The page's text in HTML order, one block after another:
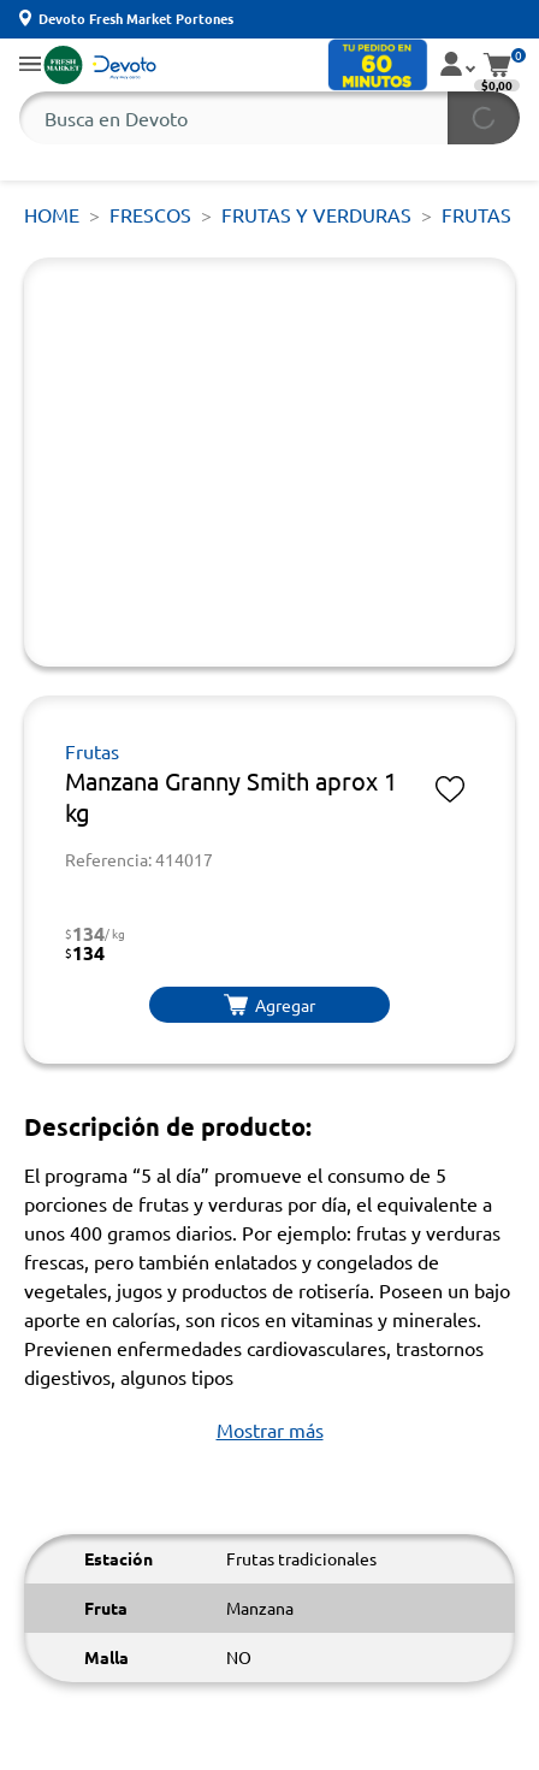
Devoto Fresh Market Portones
0
$0,00
HOME FRESCOS FRUTAS Y VERDURAS FRUTAS
Frutas
Manzana Granny Smith aprox 1
kg
Referencia: 414017
$134/ kg
$134
Agregar
Descripción de producto:
El programa “5 al día” promueve el consumo de 5
porciones de frutas y verduras por día, el equivalente a
unos 400 gramos diarios. Por ejemplo: frutas y verduras
frescas, pero también enlatados y congelados de
vegetales, jugos y productos de rotisería. Poseen un bajo
aporte en calorías, son ricos en vitaminas y minerales.
Previenen enfermedades cardiovasculares, trastornos
digestivos, algunos tipos
Mostrar más
Estación Frutas tradicionales
Fruta Manzana
Malla NO